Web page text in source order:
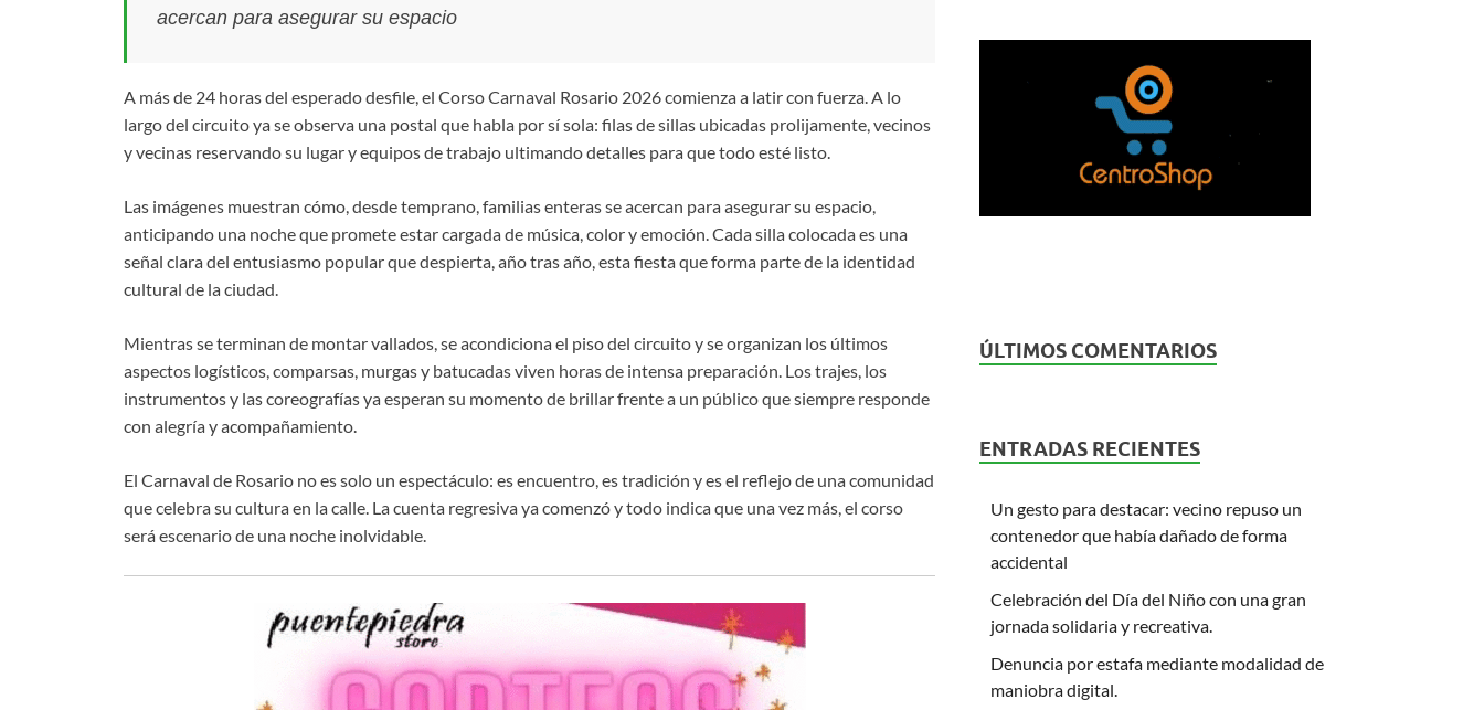
acercan para asegurar su espacio
A más de 24 horas del esperado desfile, el Corso Carnaval Rosario 2026 comienza a latir con fuerza. A lo
largo del circuito ya se observa una postal que habla por sí sola: filas de sillas ubicadas prolijamente, vecinos
y vecinas reservando su lugar y equipos de trabajo ultimando detalles para que todo esté listo.
Las imágenes muestran cómo, desde temprano, familias enteras se acercan para asegurar su espacio,
anticipando una noche que promete estar cargada de música, color y emoción. Cada silla colocada es una
señal clara del entusiasmo popular que despierta, año tras año, esta fiesta que forma parte de la identidad
cultural de la ciudad.
Mientras se terminan de montar vallados, se acondiciona el piso del circuito y se organizan los últimos
aspectos logísticos, comparsas, murgas y batucadas viven horas de intensa preparación. Los trajes, los
instrumentos y las coreografías ya esperan su momento de brillar frente a un público que siempre responde
con alegría y acompañamiento.
El Carnaval de Rosario no es solo un espectáculo: es encuentro, es tradición y es el reflejo de una comunidad
que celebra su cultura en la calle. La cuenta regresiva ya comenzó y todo indica que una vez más, el corso
será escenario de una noche inolvidable.
ÚLTIMOS COMENTARIOS
ENTRADAS RECIENTES
Un gesto para destacar: vecino repuso un
contenedor que había dañado de forma
accidental
Celebración del Día del Niño con una gran
jornada solidaria y recreativa.
Denuncia por estafa mediante modalidad de
maniobra digital.